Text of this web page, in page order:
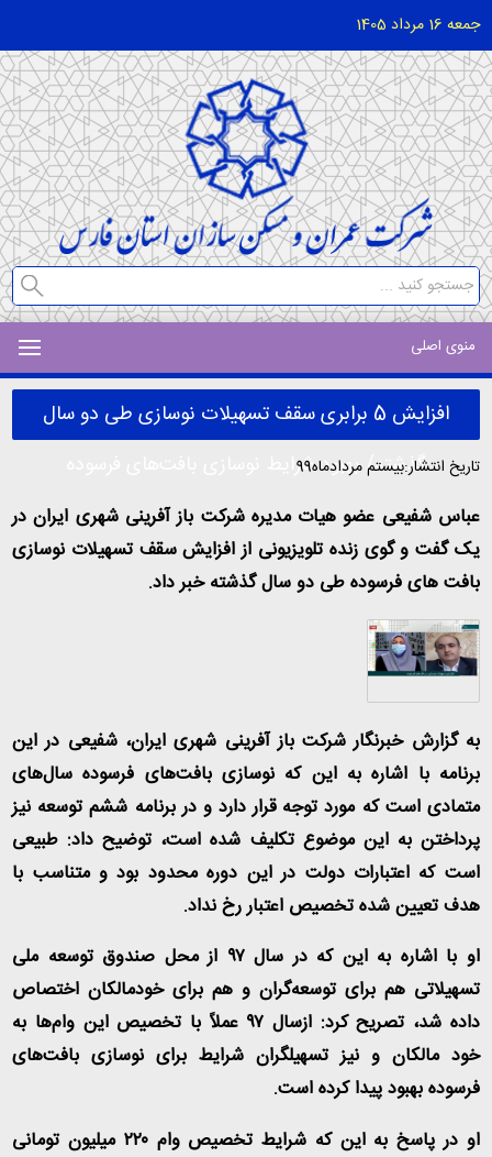
جمعه 16 مرداد 1405
منوی اصلی
افزایش 5 برابری سقف تسهیلات نوسازی طی دو سال
گذشته/ بهبود شرایط نوسازی بافت‌های فرسوده
تاریخ انتشار:بیستم مردادماه99
عباس شفیعی عضو هیات مدیره شرکت باز آفرینی شهری ایران در
یک گفت و گوی زنده تلویزیونی از افزایش سقف تسهیلات نوسازی
بافت های فرسوده طی دو سال گذشته خبر داد.
به گزارش خبرنگار شرکت باز آفرینی شهری ایران، شفیعی در این
برنامه با اشاره به این که نوسازی بافت‌های فرسوده سال‌های
متمادی است که مورد توجه قرار دارد و در برنامه ششم توسعه نیز
پرداختن به این موضوع تکلیف شده است، توضیح داد: طبیعی
است که اعتبارات دولت در این دوره محدود بود و متناسب با
هدف تعیین شده تخصیص اعتبار رخ نداد.
او با اشاره به این که در سال ۹۷ از محل صندوق توسعه ملی
تسهیلاتی هم برای توسعه‌گران و هم برای خودمالکان اختصاص
داده شد، تصریح کرد: ازسال ۹۷ عملاً با تخصیص این وام‌ها به
خود مالکان و نیز تسهیلگران شرایط برای نوسازی بافت‌های
فرسوده بهبود پیدا کرده است.
او در پاسخ به این که شرایط تخصیص وام ۲۲۰ میلیون تومانی